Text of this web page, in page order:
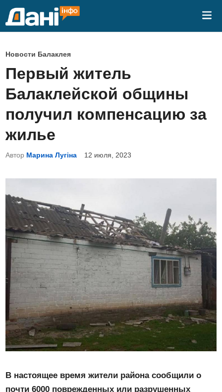
О
п
у
б
л
и
к
о
а
н
Новости Балаклея
Первый житель
Балаклейской общины
получил компенсацию за
жилье
Автор Марина Лугіна 12 июля, 2023
В настоящее время жители района сообщили о
почти 6000 поврежденных или разрушенных